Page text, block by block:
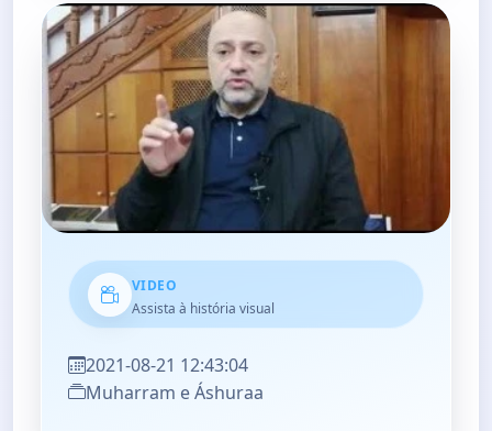
VIDEO
Assista à história visual
2021-08-21 12:43:04
Muharram e Áshuraa